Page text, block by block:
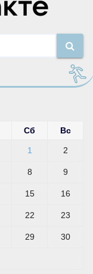
Сб Вс
1 2
8 9
15 16
22 23
29 30